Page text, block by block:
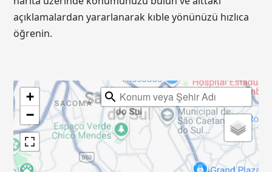
açıklamalardan yararlanarak kıble yönünüzü hızlıca
öğrenin.
+
−